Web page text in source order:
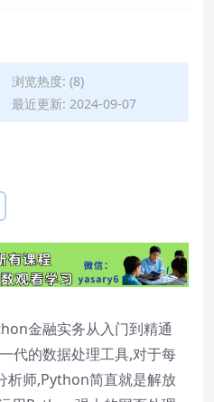
浏览热度: (8)
最近更新: 2024-09-07
金融实务从入门到精通
代的数据处理工具,对于每
析师,Python简直就是解放